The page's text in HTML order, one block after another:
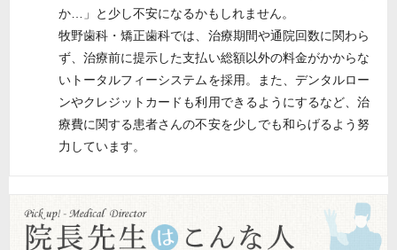
か…」と少し不安になるかもしれません。
牧野歯科・矯正歯科では、治療期間や通院回数に関わら
ず、治療前に提示した支払い総額以外の料金がかからな
いトータルフィーシステムを採用。また、デンタルロー
ンやクレジットカードも利用できるようにするなど、治
療費に関する患者さんの不安を少しでも和らげるよう努
力しています。